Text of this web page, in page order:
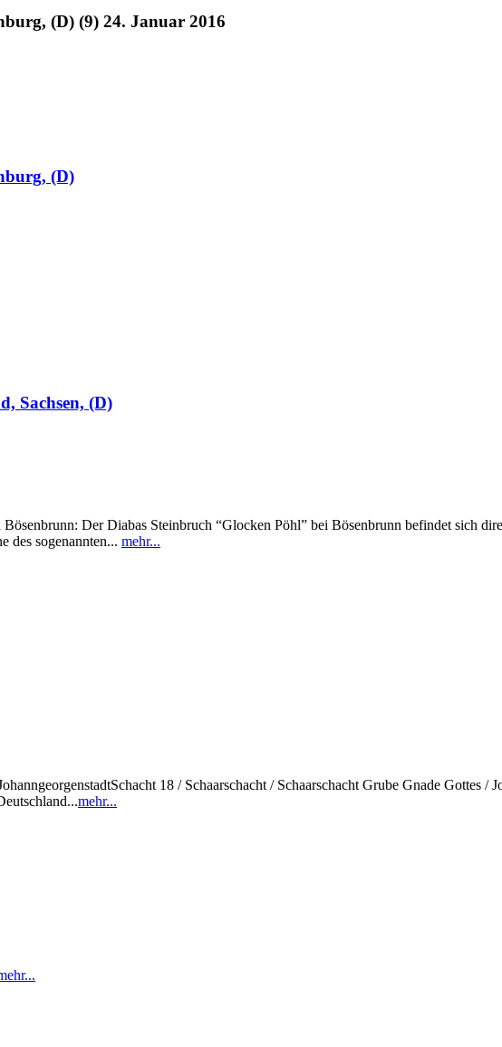
(D) (9) 24. Januar 2016
(D)
Sachsen, (D)
Der Diabas Steinbruch “Glocken Pöhl” bei Bösenbrunn befindet sich
des sogenannten... mehr...
18 / Schaarschacht / Schaarschacht Grube Gnade Gottes /
mehr...